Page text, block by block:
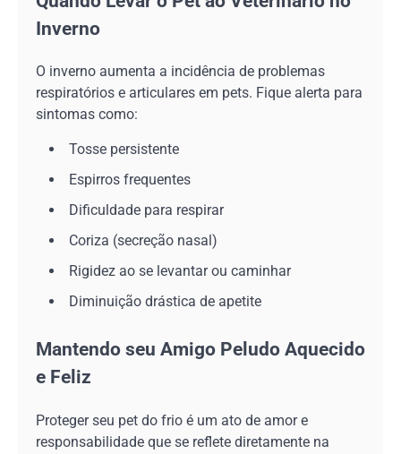
Inverno
O inverno aumenta a incidência de problemas
respiratórios e articulares em pets. Fique alerta para
sintomas como:
Tosse persistente
Espirros frequentes
Dificuldade para respirar
Coriza (secreção nasal)
Rigidez ao se levantar ou caminhar
Diminuição drástica de apetite
Mantendo seu Amigo Peludo Aquecido
e Feliz
Proteger seu pet do frio é um ato de amor e
responsabilidade que se reflete diretamente na